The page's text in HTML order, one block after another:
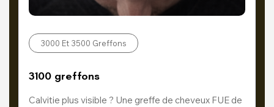
3000 Et 3500 Greffons
3100 greffons
Calvitie plus visible ? Une greffe de cheveux FUE de